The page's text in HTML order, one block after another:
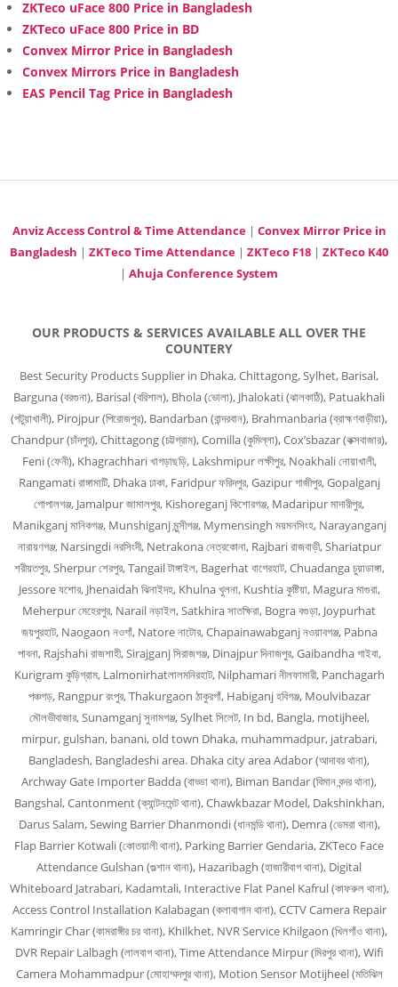
ZKTeco uFace 800 Price in Bangladesh
ZKTeco uFace 800 Price in BD
Convex Mirror Price in Bangladesh
Convex Mirrors Price in Bangladesh
EAS Pencil Tag Price in Bangladesh
Anviz Access Control & Time Attendance| Convex Mirror Price in
Bangladesh | ZKTeco Time Attendance | ZKTeco F18 | ZKTeco K40
| Ahuja Conference System
OUR PRODUCTS & SERVICES AVAILABLE ALL OVER THE
COUNTERY
Best Security Products Supplier in Dhaka, Chittagong, Sylhet, Barisal,
Barguna (বরগুনা), Barisal (বরিশাল), Bhola (ভোলা), Jhalokati (ঝালকাঠি), Patuakhali
(পটুয়াখালী), Pirojpur (পিরোজপুর), Bandarban (বান্দরবান), Brahmanbaria (ব্রাহ্মণবাড়ীয়া),
Chandpur (চাঁদপুর), Chittagong (চট্টগ্রাম), Comilla (কুমিল্লা), Cox’sbazar (কক্সবাজার),
Feni (ফেনী), Khagrachhari খাগড়াছড়ি, Lakshmipur লক্ষীপুর, Noakhali নোয়াখালী,
Rangamati রাঙ্গামাটি, Dhaka ঢাকা, Faridpur ফরিদপুর, Gazipur গাজীপুর, Gopalganj
গোপালগঞ্জ, Jamalpur জামালপুর, Kishoreganj কিশোরগঞ্জ, Madaripur মাদারীপুর,
Manikganj মানিকগঞ্জ, Munshiganj মুন্সীগঞ্জ, Mymensingh ময়মনসিংহ, Narayanganj
নারায়ণগঞ্জ, Narsingdi নরসিংদী, Netrakona নেত্রকোনা, Rajbari রাজবাড়ী, Shariatpur
শরীয়তপুর, Sherpur শেরপুর, Tangail টাঙ্গাইল, Bagerhat বাগেরহাট, Chuadanga চুয়াডাঙ্গা,
Jessore যশোর, Jhenaidah ঝিনাইদহ, Khulna খুলনা, Kushtia কুষ্টিয়া, Magura মাগুরা,
Meherpur মেহেরপুর, Narail নড়াইল, Satkhira সাতক্ষিরা, Bogra বগুড়া, Joypurhat
জয়পুরহাট, Naogaon নওগাঁ, Natore নাটোর, Chapainawabganj নওয়াবগঞ্জ, Pabna
পাবনা, Rajshahi রাজশাহী, Sirajganj সিরাজগঞ্জ, Dinajpur দিনাজপুর, Gaibandha গাইবা,
Kurigram কুড়িগ্রাম, Lalmonirhatলালমনিরহাট, Nilphamari নীলফামারী, Panchagarh
পঞ্চগড়, Rangpur রংপুর, Thakurgaon ঠাকুরগাঁ, Habiganj হবিগঞ্জ, Moulvibazar
মৌলভীবাজার, Sunamganj সুনামগঞ্জ, Sylhet সিলেট, In bd, Bangla, motijheel,
mirpur, gulshan, banani, old town Dhaka, muhammadpur, jatrabari,
Bangladesh, Bangladeshi area. Dhaka city area Adabor (আদাবর থানা),
Archway Gate Importer Badda (বাড্ডা থানা), Biman Bandar (বিমান বন্দর থানা),
Bangshal, Cantonment (ক্যান্টনমেন্ট থানা), Chawkbazar Model, Dakshinkhan,
Darus Salam, Sewing Barrier Dhanmondi (ধানমন্ডি থানা), Demra (ডেমরা থানা),
Flap Barrier Kotwali (কোতয়ালী থানা), Parking Barrier Gendaria, ZKTeco Face
Attendance Gulshan (গুল্শান থানা), Hazaribagh (হাজারীবাগ থানা), Digital
Whiteboard Jatrabari, Kadamtali, Interactive Flat Panel Kafrul (কাফরুল থানা),
Access Control Installation Kalabagan (কলাবাগান থানা), CCTV Camera Repair
Kamringir Char (কামরাঙ্গীর চর থানা), Khilkhet, NVR Service Khilgaon (খিলগাঁও থানা),
DVR Repair Lalbagh (লালবাগ থানা), Time Attendance Mirpur (মিরপুর থানা), Wifi
Camera Mohammadpur (মোহাম্মদপুর থানা), Motion Sensor Motijheel (মতিঝিল